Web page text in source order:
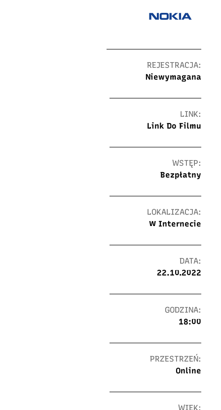
REJESTRACJA:
Niewymagana
LINK:
Link Do Filmu
WSTĘP:
Bezpłatny
LOKALIZACJA:
W Internecie
DATA:
22.10.2022
GODZINA:
18:00
PRZESTRZEŃ:
Online
WIEK: